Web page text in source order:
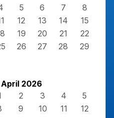
5 6 7
8
12 13 14
15
19 20 21
22
26 27 28
29
April 2026
2 3 4
5
9 10 11
12